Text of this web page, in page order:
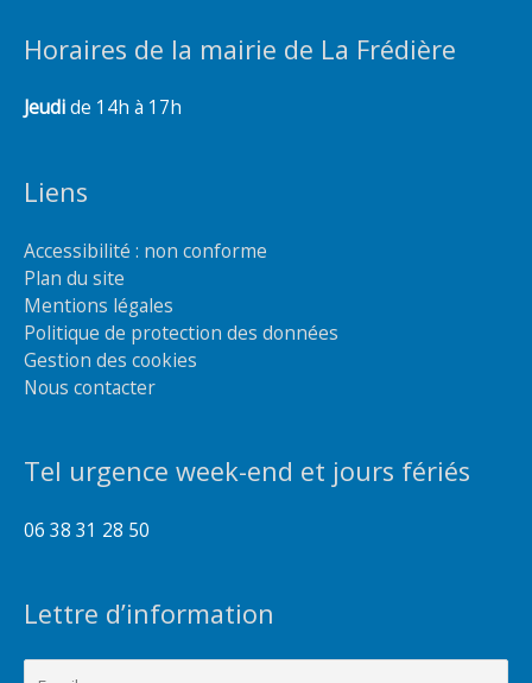
Horaires de la mairie de La Frédière
Jeudide 14h à 17h
Liens
Accessibilité : non conforme
Plan du site
Mentions légales
Politique de protection des données
Gestion des cookies
Nous contacter
Tel urgence week-end et jours fériés
06 38 31 28 50
Lettre d’information